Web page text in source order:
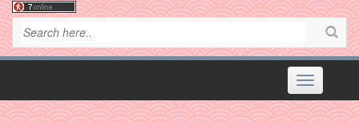
Toggle
navigation